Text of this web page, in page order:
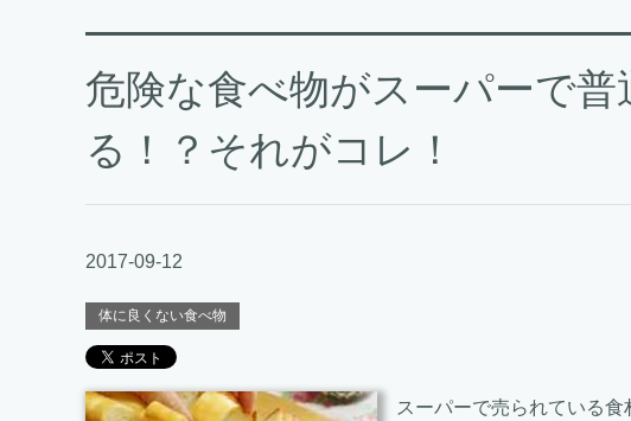
危険な食べ物がスーパーで普
る！？それがコレ！
2017-09-12
体に良くない食べ物
スーパーで売られている